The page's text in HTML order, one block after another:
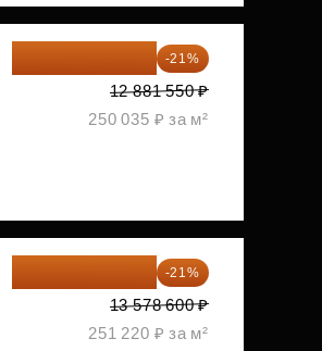
-21%
12 881 550 ₽
250 035 ₽ за м²
-21%
13 578 600 ₽
251 220 ₽ за м²